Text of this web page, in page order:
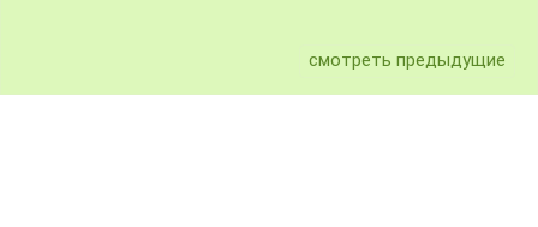
смотреть предыдущие